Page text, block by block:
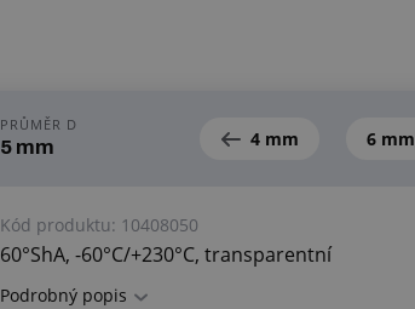
PRŮMĚR D
5 mm 4 mm 6 mm
Kód produktu: 10408050
60°ShA, -60°C/+230°C, transparentní
Podrobný popis